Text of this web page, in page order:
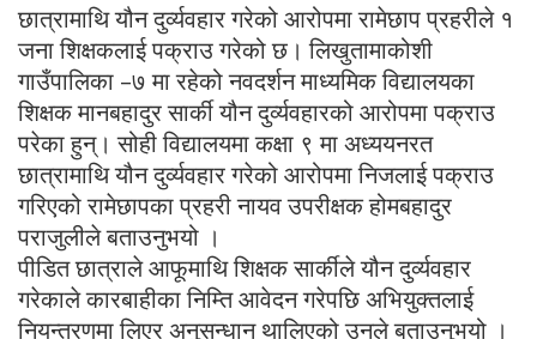
छात्रामाथि यौन दुर्व्यवहार गरेको आरोपमा रामेछाप प्रहरीले १
जना शिक्षकलाई पक्राउ गरेको छ। लिखुतामाकोशी
गाउँपालिका –७ मा रहेको नवदर्शन माध्यमिक विद्यालयका
शिक्षक मानबहादुर सार्की यौन दुर्व्यवहारको आरोपमा पक्राउ
परेका हुन्। सोही विद्यालयमा कक्षा ९ मा अध्ययनरत
छात्रामाथि यौन दुर्व्यवहार गरेको आरोपमा निजलाई पक्राउ
गरिएको रामेछापका प्रहरी नायव उपरीक्षक होमबहादुर
पराजुलीले बताउनुभयो ।
पीडित छात्राले आफूमाथि शिक्षक सार्कीले यौन दुर्व्यवहार
गरेकाले कारबाहीका निम्ति आवेदन गरेपछि अभियुक्तलाई
नियन्त्रणमा लिएर अनुसन्धान थालिएको उनले बताउनुभयो ।